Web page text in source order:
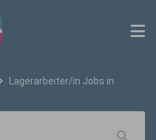
Lagerarbeiter/in Jobs in